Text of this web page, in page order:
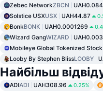
Zebec NetworkZBCN
Solstice USXUSX UAH44.87
BonkBONK UAH0.0001269
Wizard GangWIZARD
Mobileye Global Tokenized
Looby By Stephen BlissLOOBY
Найбільш
ADIADI UAH308.96 0.25%